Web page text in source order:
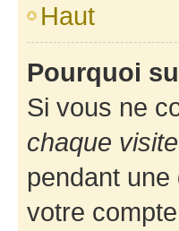
Haut
Pourquoi
Si vous ne
chaque visite
pendant une
votre